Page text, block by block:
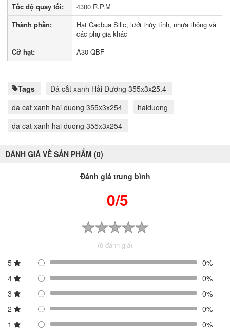
Tốc độ quay tối:
4300 R.P.M
Thành phần:
Hạt Cacbua Silic, lưới thủy tính, nhựa thông và
các phụ gia khác
Cỡ hạt:
A30 QBF
Tags
Đá cắt xanh Hải Dương 355x3x25.4
da cat xanh hai duong 355x3x254
haiduong
da cat xanh hai duong 355x3x254
ĐÁNH GIÁ VỀ SẢN PHẨM (0)
Đánh giá trung bình
0/5
(0 đánh giá)
5
0%
4
0%
3
0%
2
0%
1
0%